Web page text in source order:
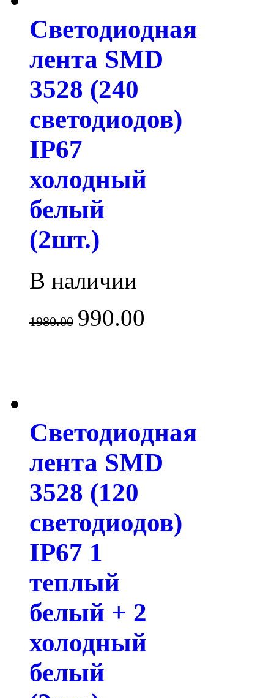
Светодиодная
лента SMD
3528 (240
светодиодов)
IP67
холодный
белый
(2шт.)
В наличии
1980.00 990.00
Светодиодная
лента SMD
3528 (120
светодиодов)
IP67 1
теплый
белый + 2
холодный
белый